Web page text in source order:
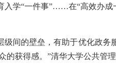
入学“一件事”……在“高效办
级间的壁垒，有助于优化政
获得感。”清华大学公共管理